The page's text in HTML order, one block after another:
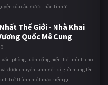
của cậu được Thần Tình Y ...
Thế Giới - Nhà Khai
Quốc Mê Cung
phòng luôn cống hiến hết mình cho
được chuyển sinh đến dị giới mang tên
anh trở thành một mạo hiểm gi ...